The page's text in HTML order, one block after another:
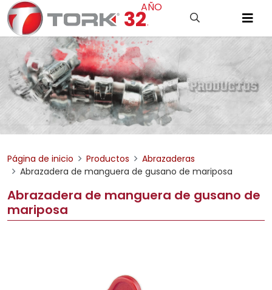
32.
AÑO
Página de inicio Productos
Abrazaderas
Abrazadera de manguera de gusano de mariposa
Abrazadera de manguera de gusano de
mariposa